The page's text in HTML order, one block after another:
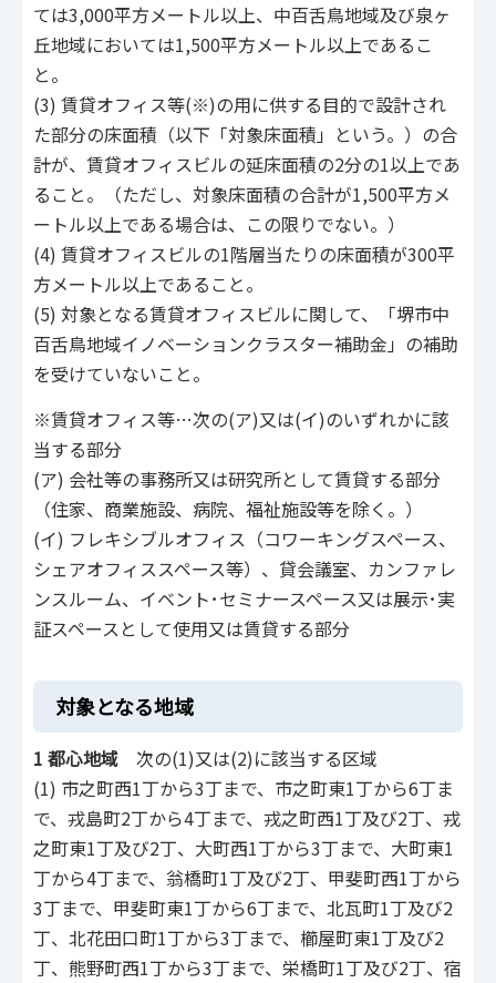
ては3,000平方メートル以上、中百舌鳥地域及び泉ヶ
丘地域においては1,500平方メートル以上であるこ
と。
(3) 賃貸オフィス等(※)の用に供する目的で設計され
た部分の床面積（以下「対象床面積」という。）の合
計が、賃貸オフィスビルの延床面積の2分の1以上であ
ること。（ただし、対象床面積の合計が1,500平方メ
ートル以上である場合は、この限りでない。）
(4) 賃貸オフィスビルの1階層当たりの床面積が300平
方メートル以上であること。
(5) 対象となる賃貸オフィスビルに関して、「堺市中
百舌鳥地域イノベーションクラスター補助金」の補助
を受けていないこと。
※賃貸オフィス等…次の(ア)又は(イ)のいずれかに該
当する部分
(ア) 会社等の事務所又は研究所として賃貸する部分
（住家、商業施設、病院、福祉施設等を除く。）
(イ) フレキシブルオフィス（コワーキングスペース、
シェアオフィススペース等）、貸会議室、カンファレ
ンスルーム、イベント･セミナースペース又は展示･実
証スペースとして使用又は賃貸する部分
対象となる地域
1 都心地域 次の(1)又は(2)に該当する区域
(1) 市之町西1丁から3丁まで、市之町東1丁から6丁ま
で、戎島町2丁から4丁まで、戎之町西1丁及び2丁、戎
之町東1丁及び2丁、大町西1丁から3丁まで、大町東1
丁から4丁まで、翁橋町1丁及び2丁、甲斐町西1丁から
3丁まで、甲斐町東1丁から6丁まで、北瓦町1丁及び2
丁、北花田口町1丁から3丁まで、櫛屋町東1丁及び2
丁、熊野町西1丁から3丁まで、栄橋町1丁及び2丁、宿